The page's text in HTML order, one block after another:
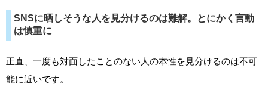
SNSに晒しそうな人を見分けるのは難解。とにかく言動
は慎重に
正直、一度も対面したことのない人の本性を見分けるのは不可
能に近いです。